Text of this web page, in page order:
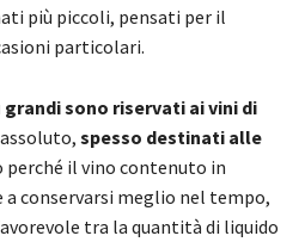
più piccoli, pensati per il
particolari.
sono riservati ai vini di
spesso destinati alle
perché il vino contenuto in
conservarsi meglio nel tempo,
tra la quantità di liquido